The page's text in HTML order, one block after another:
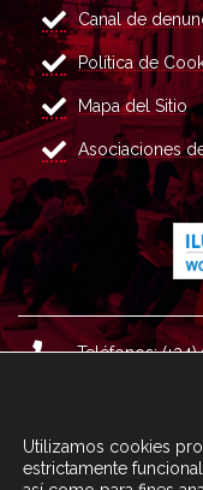
Canal de
Política de
Mapa del Sitio
Asociaciones
Teléfonos: (+34)
Correo :
Utilizamos cookies
estrictamente